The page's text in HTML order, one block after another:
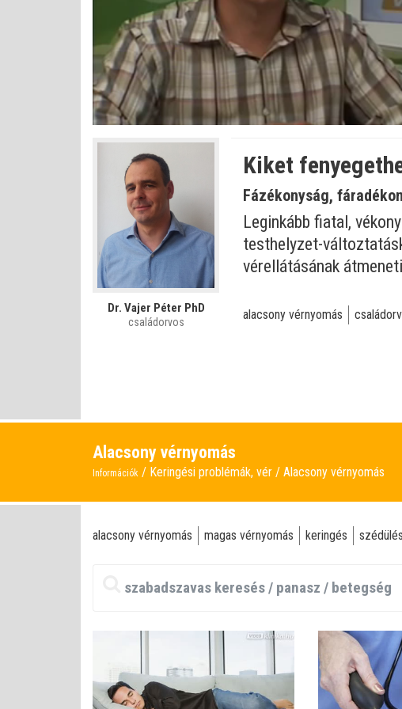
Némítás
kikapcsolva
Betöltve
0%
0%
Dr. Vajer Péter PhD
családorvos
Kiket
Fázékonyság,
Leginkább fiatal,
testhelyzet-
vérellátásának
alacsony vérnyomás
Alacsony vérnyomás
Információk Keringési problémák, vér Alacsony vérnyomás
alacsony vérnyomás magas vérnyomás keringés szédülés